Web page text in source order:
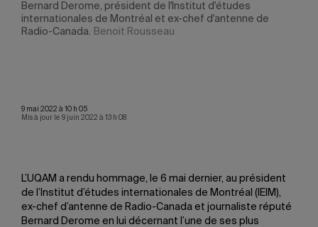
Bernard Derome, président de l'Institut d'études
internationales de Montréal et ex-chef d'antenne de
Radio-Canada.
Benoit Rousseau
9 mai 2022 à 10 h 05
Mis à jour le 9 juin 2022 à 13 h 08
L’UQAM a rendu hommage, le 6 mai dernier, au président
de l’Institut d’études internationales de Montréal (IEIM),
ex-chef d’antenne de Radio-Canada et journaliste réputé
Bernard Derome en lui décernant l’une de ses plus